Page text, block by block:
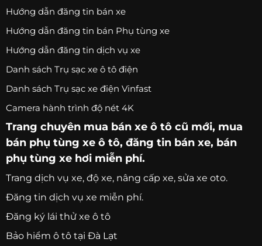
Hướng dẫn đăng tin bán xe
Hướng dẫn đăng tin bán Phụ tùng xe
Hướng dẫn đăng tin dịch vụ xe
Danh sách Trụ sạc xe ô tô điện
Danh sách Trụ sạc xe điện Vinfast
Camera hành trình độ nét 4K
Trang chuyên mua bán xe ô tô cũ mới, mua
bán phụ tùng xe ô tô, đăng tin bán xe, bán
phụ tùng xe hơi miễn phí.
Trang dịch vụ xe, độ xe, nâng cấp xe, sửa xe oto.
Đăng tin dịch vụ xe miễn phí.
Đăng ký lái thử xe ô tô
Bảo hiểm ô tô tại Đà Lạt